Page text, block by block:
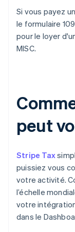
Si vous payez
le formulaire
pour le loyer
MISC.
peut
Stripe Tax
puissiez vous
votre activité.
l’échelle
votre
dans le